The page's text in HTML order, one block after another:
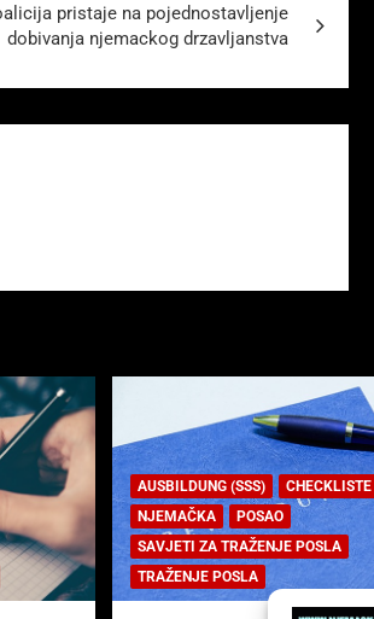
pristaje na pojednostavljenje
dobivanja njemackog drzavljanstva
AUSBILDUNG (SSS)
CHECKLISTE
NJEMAČKA
POSAO
SAVJETI ZA TRAŽENJE POSLA
TRAŽENJE POSLA